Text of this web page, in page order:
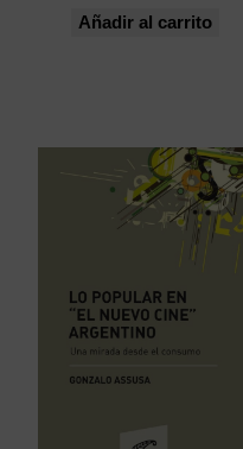
i
Añadir al carrito